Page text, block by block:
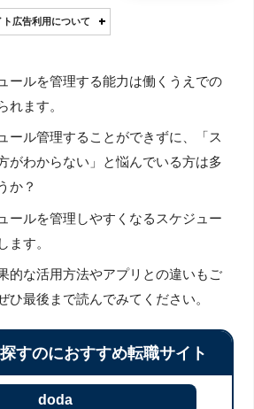
ト広告利用について
ールを管理する能力は働くうえでの
れます。
ール管理することができずに、「ス
がわからない」と悩んでいる方は多
か？
ールを管理しやすくなるスケジュー
ます。
的な活用方法やアプリとの違いもご
ひ最後まで読んでみてください。
すのにおすすめ転職サイト
doda